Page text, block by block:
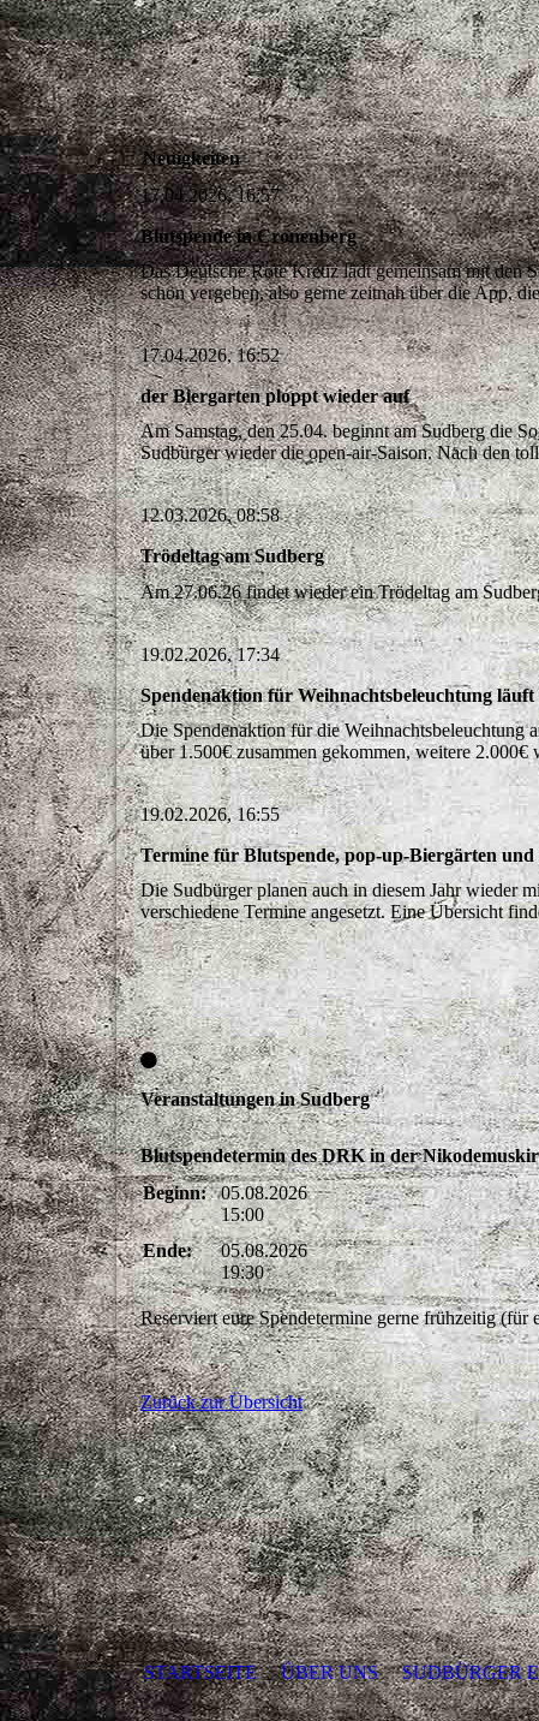
Neuigkeiten
17.04.2026, 16:57
Blutspende in Cronenberg
Das Deutsche Rote Kreuz lädt gemeinsam mit den
schon vergeben, also gerne zeitnah über die App,
17.04.2026, 16:52
der Biergarten ploppt wieder auf
Am Samstag, den 25.04. beginnt am Sudberg die
Sudbürger wieder die open-air-Saison. Nach den
12.03.2026, 08:58
Trödeltag am Sudberg
Am 27.06.26 findet wieder ein Trödeltag am
19.02.2026, 17:34
Spendenaktion für Weihnachtsbeleuchtung läuft
Die Spendenaktion für die Weihnachtsbeleuchtung
über 1.500€ zusammen gekommen, weitere
19.02.2026, 16:55
Termine für Blutspende, pop-up-Biergärten und
Die Sudbürger planen auch in diesem Jahr wieder
verschiedene Termine angesetzt. Eine Übersicht
Veranstaltungen in Sudberg
Blutspendetermin des DRK in der
Beginn:
05.08.2026
15:00
Ende:
05.08.2026
19:30
Reserviert eure Spendetermine gerne frühzeitig
Zurück zur Übersicht
STARTSEITE ÜBER UNS SUDBÜRGER